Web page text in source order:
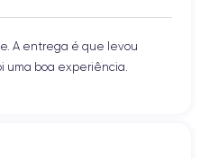
A entrega é que levou
uma boa experiência.